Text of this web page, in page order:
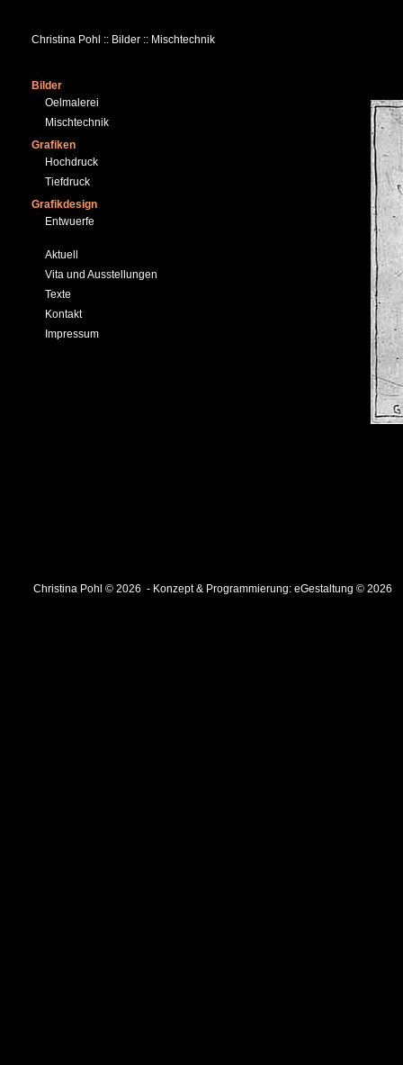
Christina Pohl :: Bilder :: Mischtechnik
Bilder
Oelmalerei
Mischtechnik
Grafiken
Hochdruck
Tiefdruck
Grafikdesign
Entwuerfe
Aktuell
Vita und Ausstellungen
Texte
Kontakt
Impressum
Christina Pohl © 2026 - Konzept & Programmierung: eGestaltung © 2026